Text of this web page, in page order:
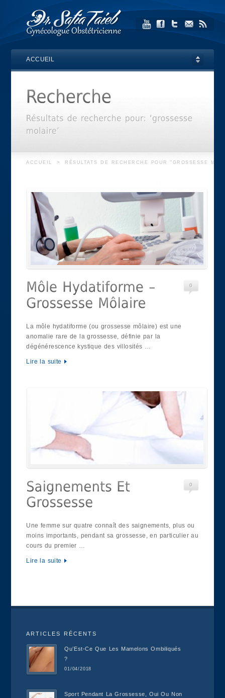
ACCUEIL
ACCUEIL > RÉSULTATS DE RECHERCHE POUR "GROSSESSE
0
La môle hydatiforme (ou grossesse môlaire) est une
anomalie rare de la grossesse, définie par la
dégénérescence kystique des villosités …
Lire la suite
0
Une femme sur quatre connaît des saignements, plus ou
moins importants, pendant sa grossesse, en particulier au
cours du premier …
Lire la suite
ARTICLES RÉCENTS
Qu’Est-Ce Que Les Mamelons Ombiliqués
?
01/04/2018
Sport Pendant La Grossesse, Oui Ou Non